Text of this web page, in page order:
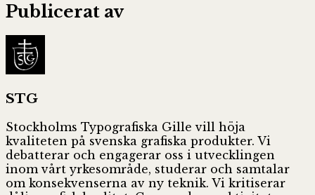
Publicerat av
STG
Stockholms Typografiska Gille vill höja
kvaliteten på svenska grafiska produkter. Vi
debatterar och engagerar oss i utvecklingen
inom vårt yrkesområde, studerar och samtalar
om konsekvenserna av ny teknik. Vi kritiserar